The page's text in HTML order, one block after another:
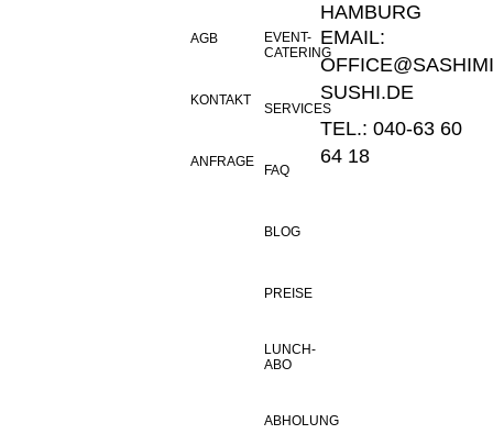
EVENT-
CATERING
SERVICES
FAQ
BLOG
PREISE
LUNCH-
ABO
ABHOLUNG
AGB
KONTAKT
ANFRAGE
HAMBURG
EMAIL:
SUSHI.DE
TEL.: 040-63 60
64 18